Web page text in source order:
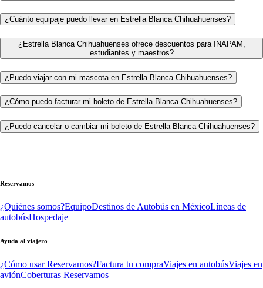
¿Cuánto equipaje puedo llevar en Estrella Blanca Chihuahuenses?
¿Estrella Blanca Chihuahuenses ofrece descuentos para INAPAM,
estudiantes y maestros?
¿Puedo viajar con mi mascota en Estrella Blanca Chihuahuenses?
¿Cómo puedo facturar mi boleto de Estrella Blanca Chihuahuenses?
¿Puedo cancelar o cambiar mi boleto de Estrella Blanca Chihuahuenses?
Reservamos
¿Quiénes somos?EquipoDestinos de Autobús en MéxicoLíneas de
autobúsHospedaje
Ayuda al viajero
¿Cómo usar Reservamos?Factura tu compraViajes en autobúsViajes en
aviónCoberturas Reservamos